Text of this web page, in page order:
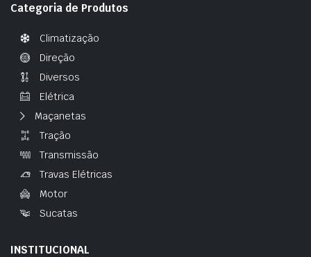
Categoria de Produtos
Climatização
Direção
Diversos
Elétrica
Maçanetas
Tração
Transmissão
Travas Elétricas
Motor
Sucatas
INSTITUCIONAL